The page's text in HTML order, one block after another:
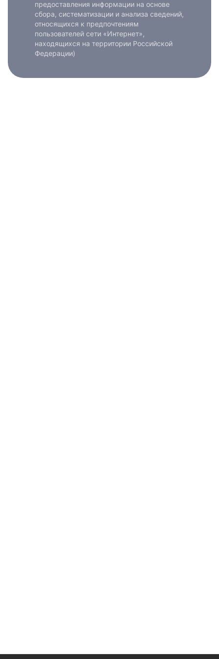
предоставления информации на основе
сбора, систематизации и анализа сведений,
относящихся к предпочтениям
пользователей сети «Интернет»,
находящихся на территории Российской
Федерации)